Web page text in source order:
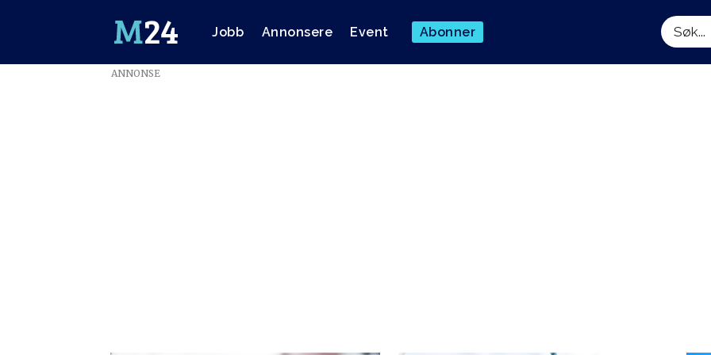
Jobb Annonsere Event Abonner
Søk
Emne:ANNONSE